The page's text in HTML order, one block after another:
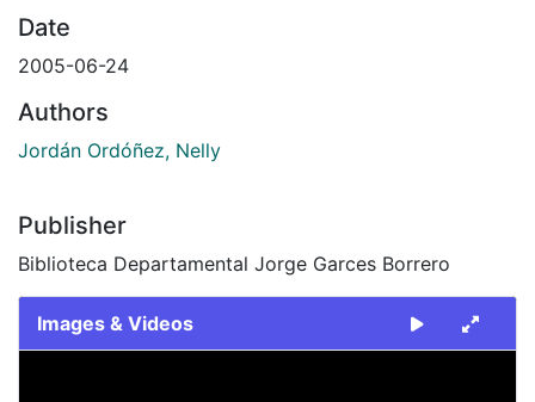
Date
2005-06-24
Authors
Jordán Ordóñez, Nelly
Publisher
Biblioteca Departamental Jorge Garces Borrero
Images & Videos